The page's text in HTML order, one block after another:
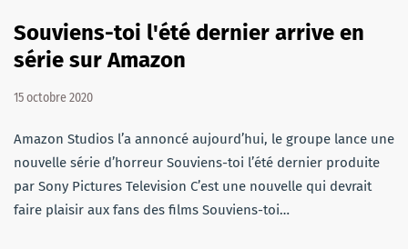
Souviens-toi l'été dernier arrive en
série sur Amazon
15 octobre 2020
Amazon Studios l’a annoncé aujourd’hui, le groupe lance une
nouvelle série d’horreur Souviens-toi l’été dernier produite
par Sony Pictures Television C’est une nouvelle qui devrait
faire plaisir aux fans des films Souviens-toi…